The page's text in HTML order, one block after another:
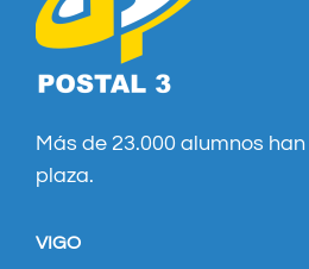
Más de 23.000 alumnos
plaza.
VIGO